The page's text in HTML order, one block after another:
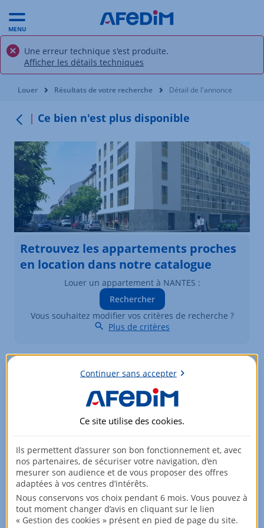
MENU
Une erreur technique s'est produite.
Afficher les détails techniques
Vous êtes ici:
Louer Résultats de votre recherche Détail de l'annonce
Ce bien n'est plus disponible
Retrouvez les appartements proches
en location dans notre catalogue
Louer un appartement à NANTES :
Rechercher
Vous souhaitez modifier vos critères de recherche ?
Plus de critères
Biens similaires à la location
Élément 1 sur 2
Continuer sans accepter
Ce site utilise des cookies.
Ils permettent d’assurer son bon fonctionnement et, avec
nos partenaires, de sécuriser votre navigation, d’en
mesurer son audience et de vous proposer des offres
adaptées à vos centres d’intérêts.
Nous conservons vos choix pendant 6 mois. Vous pouvez à
tout moment changer d’avis en cliquant sur le lien
« Gestion des cookies » présent en pied de page du site.